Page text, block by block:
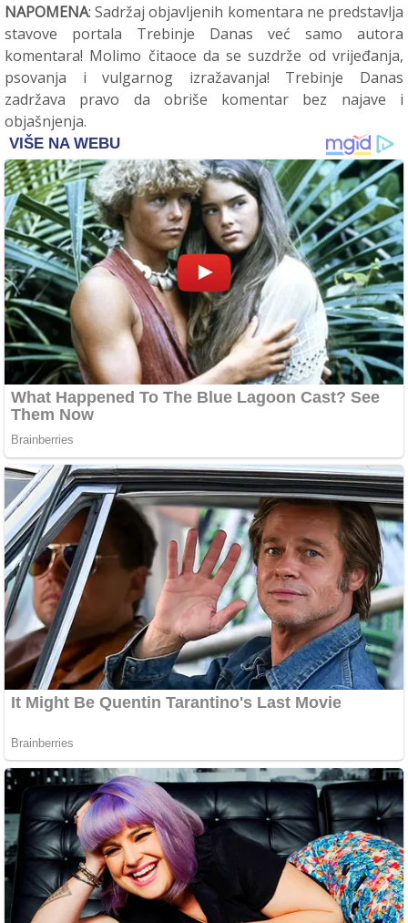
NAPOMENA: Sadržaj objavljenih komentara ne predstavlja
stavove portala Trebinje Danas već samo autora
komentara! Molimo čitaoce da se suzdrže od vrijeđanja,
psovanja i vulgarnog izražavanja! Trebinje Danas
zadržava pravo da obriše komentar bez najave i
objašnjenja.